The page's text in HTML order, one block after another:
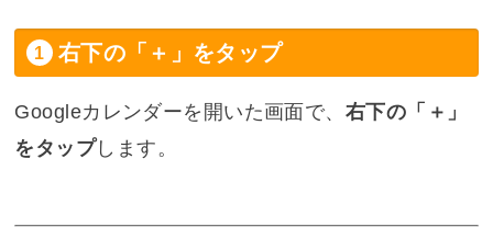
右下の「＋」をタップ
Googleカレンダーを開いた画面で、 右下の「＋」
をタップします。